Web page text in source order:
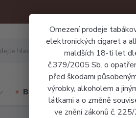
Omezení prodeje
elektronických cigaret a
maldších 18-ti let
č.379/2005 Sb. o
před škodami
výrobky, alkoholem a
látkami a o změně
ve znění zákonů č.
Báze a příchutě